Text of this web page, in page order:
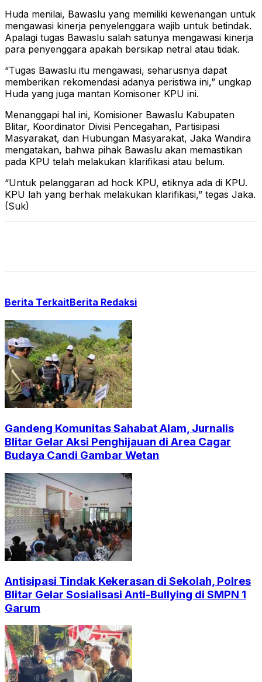
Huda menilai, Bawaslu yang memiliki kewenangan untuk
mengawasi kinerja penyelenggara wajib untuk betindak.
Apalagi tugas Bawaslu salah satunya mengawasi kinerja
para penyenggara apakah bersikap netral atau tidak.
“Tugas Bawaslu itu mengawasi, seharusnya dapat
memberikan rekomendasi adanya peristiwa ini,” ungkap
Huda yang juga mantan Komisoner KPU ini.
Menanggapi hal ini, Komisioner Bawaslu Kabupaten
Blitar, Koordinator Divisi Pencegahan, Partisipasi
Masyarakat, dan Hubungan Masyarakat, Jaka Wandira
mengatakan, bahwa pihak Bawaslu akan memastikan
pada KPU telah melakukan klarifikasi atau belum.
“Untuk pelanggaran ad hock KPU, etiknya ada di KPU.
KPU lah yang berhak melakukan klarifikasi,” tegas Jaka.
(Suk)
Berita TerkaitBerita Redaksi
Gandeng Komunitas Sahabat Alam, Jurnalis
Blitar Gelar Aksi Penghijauan di Area Cagar
Budaya Candi Gambar Wetan
Antisipasi Tindak Kekerasan di Sekolah, Polres
Blitar Gelar Sosialisasi Anti-Bullying di SMPN 1
Garum